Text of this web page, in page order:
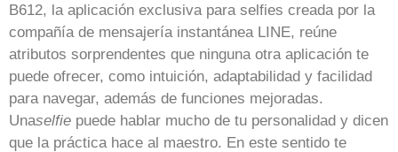
B612, la aplicación exclusiva para selfies creada por la
compañía de mensajería instantánea LINE, reúne
atributos sorprendentes que ninguna otra aplicación te
puede ofrecer, como intuición, adaptabilidad y facilidad
para navegar, además de funciones mejoradas.
Unaselfie puede hablar mucho de tu personalidad y dicen
que la práctica hace al maestro. En este sentido te